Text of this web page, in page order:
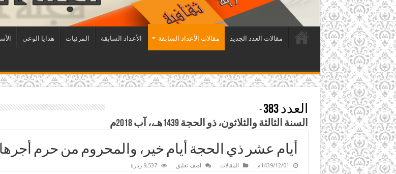
مقالات العدد الجديد مقالات الأعداد السابقة الأعداد السابقة المرئيات هدايا الوعي
العدد 383
-
السنة الثالثة والثلاثون، ذو الحجة 1439هـ،، آب 2018م
أيام عشر ذي الحجة أيام خير، والمحروم من حرم أجرها
1439/12/01م المقالات اضف تعليق 9,537 زيارة